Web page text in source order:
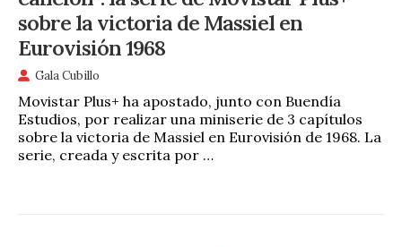
sobre la victoria de Massiel en
Eurovisión 1968
Gala Cubillo
Movistar Plus+ ha apostado, junto con Buendía
Estudios, por realizar una miniserie de 3 capítulos
sobre la victoria de Massiel en Eurovisión de 1968. La
serie, creada y escrita por …